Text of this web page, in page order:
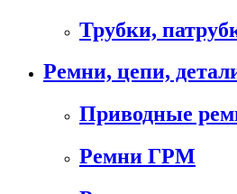
Трубки,
Ремни, цепи,
Приводные
Ремни ГРМ